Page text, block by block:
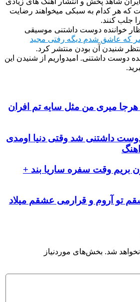
که هر کدام به سبکی میخواهند رضایت
جلب کنند.
خواننده دوست داشتنی موسیقی
که عاشق شدم دیگه رفتی مجید
شنیدن آن بودن منتشر کرد.
دوست داشتنی. امیدواریم از شنیدن این
میری من مثل سایه تم افران
داشتنی شد وقتی دنیا اومدی
بریم وقت سفره ساریا بند +
تو آروم و قرارمی عشقم میلاد
شد. بخش‌های موردنیاز